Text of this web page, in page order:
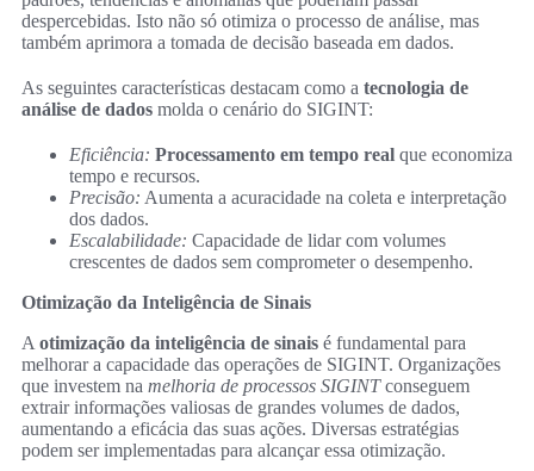
despercebidas. Isto não só otimiza o processo de análise, mas
também aprimora a tomada de decisão baseada em dados.
As seguintes características destacam como a tecnologia de
análise de dados molda o cenário do SIGINT:
Eficiência: Processamento em tempo real que economiza
tempo e recursos.
Precisão: Aumenta a acuracidade na coleta e interpretação
dos dados.
Escalabilidade: Capacidade de lidar com volumes
crescentes de dados sem comprometer o desempenho.
Otimização da Inteligência de Sinais
A otimização da inteligência de sinais é fundamental para
melhorar a capacidade das operações de SIGINT. Organizações
que investem na melhoria de processos SIGINTconseguem
extrair informações valiosas de grandes volumes de dados,
aumentando a eficácia das suas ações. Diversas estratégias
podem ser implementadas para alcançar essa otimização.